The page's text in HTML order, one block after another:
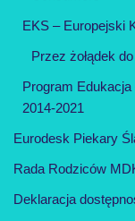
EKS – Europejski
Przez żołądek
Program
2014-2021
Eurodesk Piekary
Rada Rodziców
Deklaracja